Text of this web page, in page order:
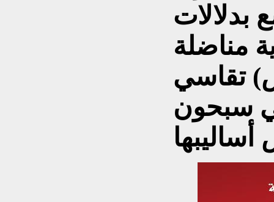
بدلالات
مناضلة
تقاسي
سبحون